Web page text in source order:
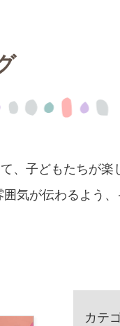
、子どもたちが楽
気が伝わるよう
カテ